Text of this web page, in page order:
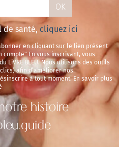
OK
de santé, cliquez ici
en cliquant sur le lien présent
En vous inscrivant, vous
LiVRE BLEU. Nous utilisons des outils
afin d’améliorer nos
à tout moment. En savoir plus
histoire